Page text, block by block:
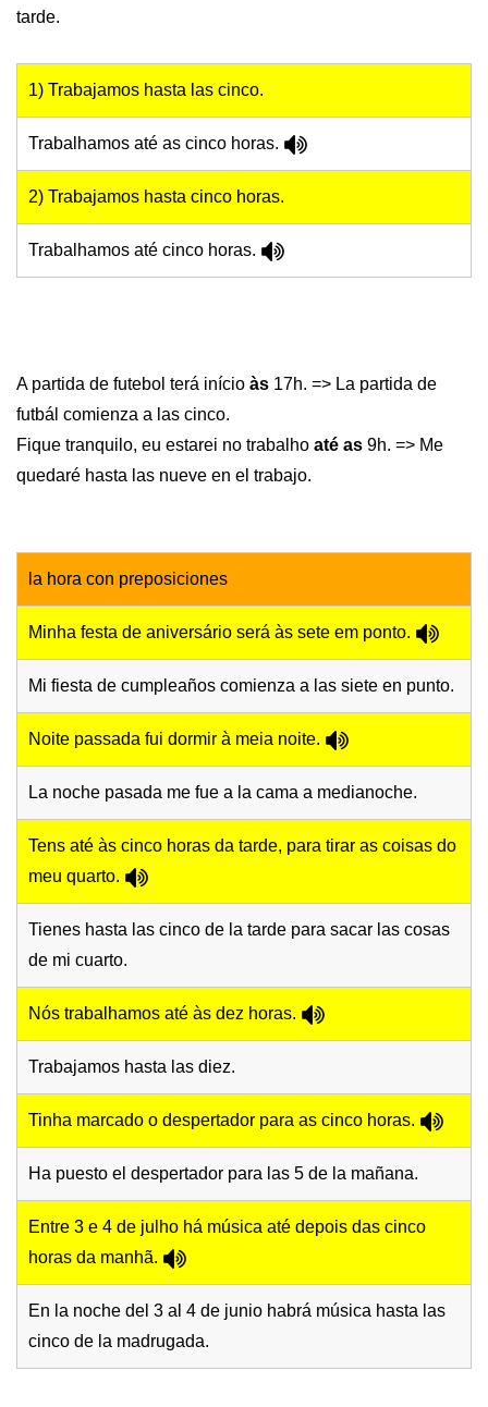
tarde.
1) Trabajamos hasta las cinco.
Trabalhamos até as cinco horas.
2) Trabajamos hasta cinco horas.
Trabalhamos até cinco horas.
A partida de futebol terá início às 17h. => La partida de
futbál comienza a las cinco.
Fique tranquilo, eu estarei no trabalho até as 9h. => Me
quedaré hasta las nueve en el trabajo.
la hora con preposiciones
Minha festa de aniversário será às sete em ponto.
Mi fiesta de cumpleaños comienza a las siete en punto.
Noite passada fui dormir à meia noite.
La noche pasada me fue a la cama a medianoche.
Tens até às cinco horas da tarde, para tirar as coisas do
meu quarto.
Tienes hasta las cinco de la tarde para sacar las cosas
de mi cuarto.
Nós trabalhamos até às dez horas.
Trabajamos hasta las diez.
Tinha marcado o despertador para as cinco horas.
Ha puesto el despertador para las 5 de la mañana.
Entre 3 e 4 de julho há música até depois das cinco
horas da manhã.
En la noche del 3 al 4 de junio habrá música hasta las
cinco de la madrugada.